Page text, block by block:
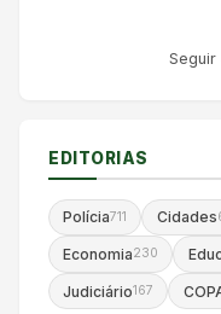
Seguir
EDITORIAS
Polícia711 Cidades
Economia230
Judiciário167